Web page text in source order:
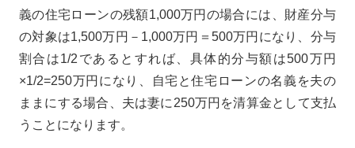
義の住宅ローンの残額1,000万円の場合には、財産分与
の対象は1,500万円－1,000万円＝500万円になり、分与
割合は1/2であるとすれば、具体的分与額は500万円
×1/2=250万円になり、自宅と住宅ローンの名義を夫の
ままにする場合、夫は妻に250万円を清算金として支払
うことになります。